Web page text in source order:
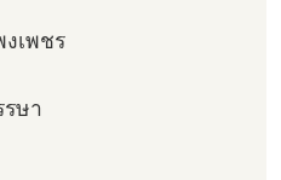
เพชร
ษา